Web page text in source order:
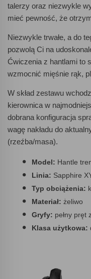
talerzy oraz niezwykle
mieć pewność, że
Niezwykle trwałe, a do
pozwolą Ci na
Ćwiczenia z hantlami to
wzmocnić mięśnie rąk,
W skład zestawu
kierownica w
dobrana konfiguracja
wagę nakładu do
(rzeźba/masa).
Model: Hantle
Linia: Sapphire
Typ obciążenia:
Materiał: żeliwo
Gryfy: pełny pręt
Klasa użytkowa: